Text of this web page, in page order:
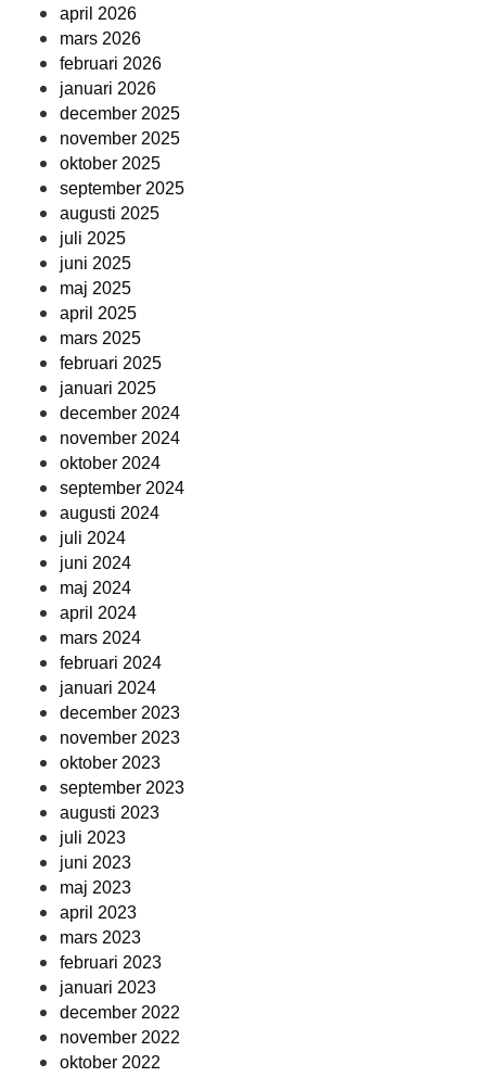
april 2026
mars 2026
februari 2026
januari 2026
december 2025
november 2025
oktober 2025
september 2025
augusti 2025
juli 2025
juni 2025
maj 2025
april 2025
mars 2025
februari 2025
januari 2025
december 2024
november 2024
oktober 2024
september 2024
augusti 2024
juli 2024
juni 2024
maj 2024
april 2024
mars 2024
februari 2024
januari 2024
december 2023
november 2023
oktober 2023
september 2023
augusti 2023
juli 2023
juni 2023
maj 2023
april 2023
mars 2023
februari 2023
januari 2023
december 2022
november 2022
oktober 2022